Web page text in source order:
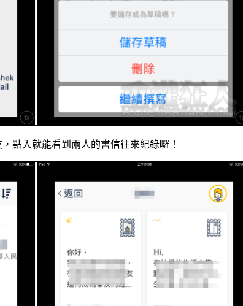
點入就能看到兩人的書信往來紀錄囉！